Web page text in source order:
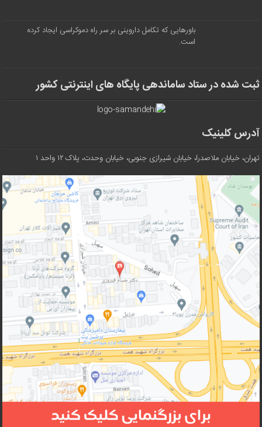
باورهایی که تکامل داروینی بر سر راه دموکراسی ایجاد کرده
است.
ثبت شده در ستاد ساماندهی پایگاه های اینترنتی کشور
آدرس کلینیک
تهران، خیابان ملاصدرا، خیابان شیرازی جنوبی، خیابان وحدت، پلاک ۱۲ واحد ۱